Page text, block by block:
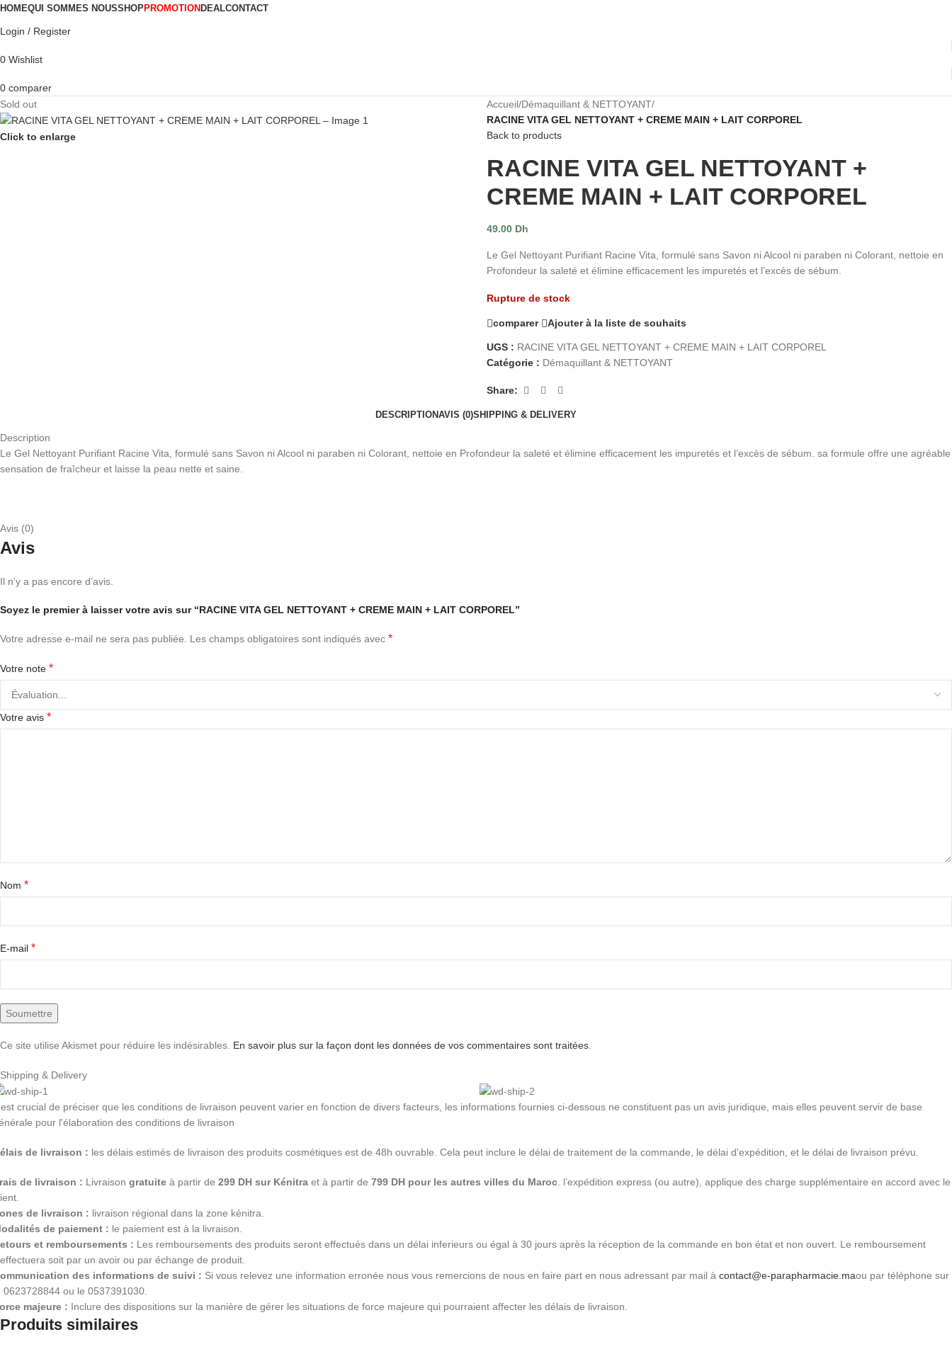
HOMEQUI SOMMES NOUSSHOPPROMOTIONDEALCONTACT
Login / Register
0 Wishlist
0 comparer
Sold out
Click to enlarge
Accueil/Démaquillant & NETTOYANT/
RACINE VITA GEL NETTOYANT + CREME MAIN + LAIT CORPOREL
Back to products
RACINE VITA GEL NETTOYANT +
CREME MAIN + LAIT CORPOREL
49.00 Dh
Le Gel Nettoyant Purifiant Racine Vita, formulé sans Savon ni Alcool ni paraben ni Colorant, nettoie en
Profondeur la saleté et élimine efficacement les impuretés et l’excès de sébum.
Rupture de stock
comparer Ajouter à la liste de souhaits
UGS : RACINE VITA GEL NETTOYANT + CREME MAIN + LAIT CORPOREL
Catégorie : Démaquillant & NETTOYANT
Share:
DESCRIPTIONAVIS (0)SHIPPING & DELIVERY
Description
Le Gel Nettoyant Purifiant Racine Vita, formulé sans Savon ni Alcool ni paraben ni Colorant, nettoie en Profondeur la saleté et élimine efficacement les impuretés et l’excès de sébum. sa formule offre une agréable
sensation de fraîcheur et laisse la peau nette et saine.
Avis (0)
Avis
Il n’y a pas encore d’avis.
Soyez le premier à laisser votre avis sur “RACINE VITA GEL NETTOYANT + CREME MAIN + LAIT CORPOREL”
Votre adresse e-mail ne sera pas publiée. Les champs obligatoires sont indiqués avec *
Votre note *
Votre avis *
Nom *
E-mail *
Ce site utilise Akismet pour réduire les indésirables. En savoir plus sur la façon dont les données de vos commentaires sont traitées
Shipping & Delivery
crucial de préciser que les conditions de livraison peuvent varier en fonction de divers facteurs, les informations fournies ci-dessous ne constituent pas un avis juridique, mais elles peuvent servir de base
pour l'élaboration des conditions de livraison
de livraison : les délais estimés de livraison des produits cosmétiques est de 48h ouvrable. Cela peut inclure le délai de traitement de la commande, le délai d'expédition, et le délai de livraison prévu.
de livraison : Livraison gratuite à partir de 299 DH sur Kénitra et à partir de 799 DH pour les autres villes du Maroc . l’expédition express (ou autre), applique des charge supplémentaire en accord avec le
de livraison : livraison régional dans la zone kénitra.
de paiement : le paiement est à la livraison.
et remboursements : Les remboursements des produits seront effectués dans un délai inferieurs ou égal à 30 jours après la réception de la commande en bon état et non ouvert. Le remboursement
soit par un avoir ou par échange de produit.
des informations de suivi : Si vous relevez une information erronée nous vous remercions de nous en faire part en nous adressant par mail à contact@e-parapharmacie.maou par téléphone sur
0623728844 ou le 0537391030.
majeure : Inclure des dispositions sur la manière de gérer les situations de force majeure qui pourraient affecter les délais de livraison.
Produits similaires